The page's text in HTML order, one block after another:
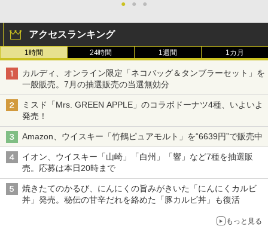
● ● ●
アクセスランキング
1時間 24時間 1週間 1カ月
カルディ、オンライン限定「ネコバッグ＆タンブラーセット」を
一般販売。7月の抽選販売の当選無効分
ミスド「Mrs. GREEN APPLE」のコラボドーナツ4種、いよいよ
発売！
Amazon、ウイスキー「竹鶴ピュアモルト」を“6639円”で販売中
イオン、ウイスキー「山崎」「白州」「響」など7種を抽選販
売。応募は本日20時まで
焼きたてのかるび、にんにくの旨みがきいた「にんにくカルビ
丼」発売。秘伝の甘辛だれを絡めた「豚カルビ丼」も復活
もっと見る